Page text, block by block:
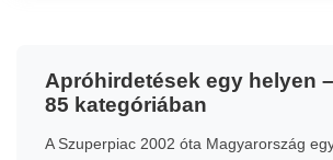
Apróhirdetések egy helyen
85 kategóriában
A Szuperpiac 2002 óta Magyarország